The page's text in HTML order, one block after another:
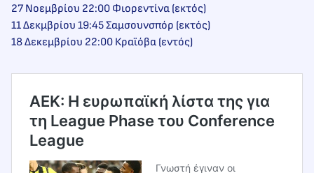
27 Νοεμβρίου 22:00 Φιορεντίνα (εκτός)
11 Δεκμβρίου 19:45 Σαμσουνσπόρ (εκτός)
18 Δεκεμβρίου 22:00 Κραϊόβα (εντός)
ΑΕΚ: Η ευρωπαϊκή λίστα της για
τη League Phase του Conference
League
Γνωστή έγιναν οι